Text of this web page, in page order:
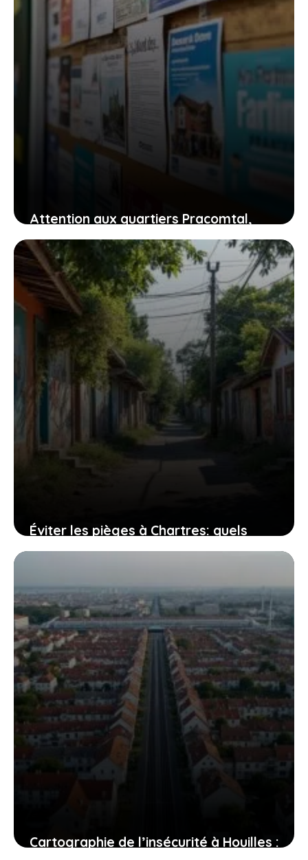
Attention aux quartiers Pracomtal,
ouest et nord à Montélimar : ce que
vous devez savoir
30 juillet 2026
Éviter les pièges à Chartres: quels
quartiers sont à risque pour les
24 juillet 2026
Cartographie de l’insécurité à Houilles :